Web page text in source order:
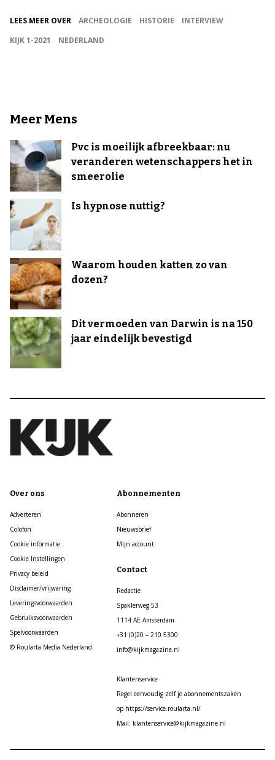
LEES MEER OVER ARCHEOLOGIE HISTORIE
INTERVIEW
KIJK 1-2021
NEDERLAND
Meer Mens
Pvc is moeilijk afbreekbaar: nu
veranderen wetenschappers het in
smeerolie
Is hypnose nuttig?
Waarom houden katten zo van
dozen?
Dit vermoeden van Darwin is na 150
jaar eindelijk bevestigd
Over ons
Adverteren
Colofon
Cookie informatie
Cookie Instellingen
Privacy beleid
Disclaimer/vrijwaring
Leveringsvoorwaarden
Gebruiksvoorwaarden
Spelvoorwaarden
© Roularta Media Nederland
Abonnementen
Abonneren
Nieuwsbrief
Mijn account
Contact
Redactie
Spaklerweg 53
1114 AE Amsterdam
+31 (0)20 – 210 5300
info@kijkmagazine.nl
Klantenservice
Regel eenvoudig zelf je abonnementszaken
op https://service.roularta.nl/
Mail: klantenservice@kijkmagazine.nl